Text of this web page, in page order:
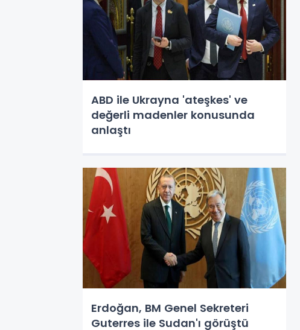
ABD ile Ukrayna 'ateşkes' ve
değerli madenler konusunda
anlaştı
Erdoğan, BM Genel Sekreteri
Guterres ile Sudan'ı görüştü